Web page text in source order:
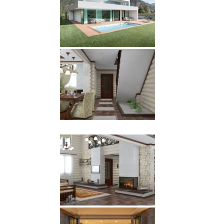
В действительности, это не что иное, как стереотипы,
которые ограничивают воображение. Потому что
градация этого цвета включает в себя огромное число
разнообразных оттенков, открывая при этом
невероятные границы и пространства для полета мысли
26 октября 2014 г.
Совершенно по-особенному можно оформить
интерьер на кухне, если придерживаться
скандинавского стиля. Несмотря на то, что этот дизайн
характеризуется лаконичностью, оформление
интерьера стоимость, несущий такие свойства,
оправдан всеми средствами. В его основе лежит
спокойствие, простота, натуральность, ясность и мягкие
гармоничные цвета, свет и фактуры. Создается это
милое великолепие воплощением дизайнерской
25 октября 2014 г.
Не секрет, что просторная и светлая комната